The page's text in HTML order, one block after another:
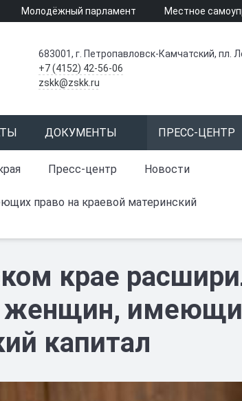
Молодёжный парламент Местное
683001, г. Петропавловск-Камчатский, пл.
+7 (4152) 42-56-06
zskk@zskk.ru
ДОКУМЕНТЫ ПРЕСС-ЦЕНТР
Пресс-центр
Новости
право на краевой материнский
крае
женщин,
капитал